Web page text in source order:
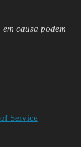
causa podem
Service